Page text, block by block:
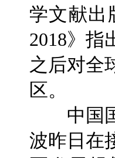
学文献出
2018》指
之后对全
区。
中国国
波昨日在